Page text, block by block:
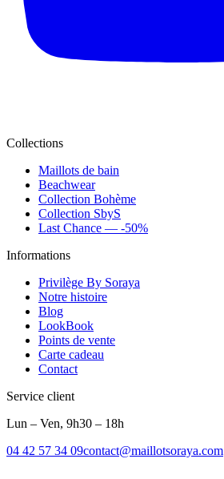
Collections
Maillots de bain
Beachwear
Collection Bohème
Collection SbyS
Last Chance — -50%
Informations
Privilège By Soraya
Notre histoire
Blog
LookBook
Points de vente
Carte cadeau
Contact
Service client
Lun – Ven, 9h30 – 18h
04 42 57 34 09contact@maillotsoraya.com